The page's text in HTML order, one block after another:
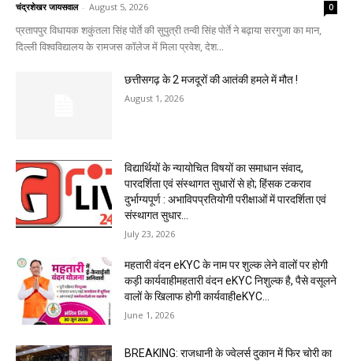
चंद्रशेखर जायसवाल - August 5, 2026 0
प्रतापपुर विधायक शकुंतला सिंह पोर्ते की सुपुत्री तन्वी सिंह पोर्ते ने बढ़ाया सरगुजा का मान,
दिल्ली विश्वविद्यालय के रामजस कॉलेज में मिला प्रवेश, देश...
छत्तीसगढ़ के 2 मजदूरों की आतंकी हमले में मौत !
August 1, 2026
विद्यार्थियों के न्यायोचित विषयों का समाधान संवाद,
पारदर्शिता एवं संस्थागत सुधारों से हो; हिंसक टकराव
दुर्भाग्यपूर्ण : अभाविपप्रतियोगी परीक्षाओं में पारदर्शिता एवं
संस्थागत सुधार...
July 23, 2026
महतारी वंदन eKYC के नाम पर शुल्क लेने वालों पर होगी
कड़ी कार्यवाहीमहतारी वंदन eKYC निशुल्क है, पैसे वसूलने
वालों के खिलाफ होगी कार्यवाहीeKYC...
June 1, 2026
BREAKING: राजधानी के ज्वेलर्स दुकान में फिर चोरी का